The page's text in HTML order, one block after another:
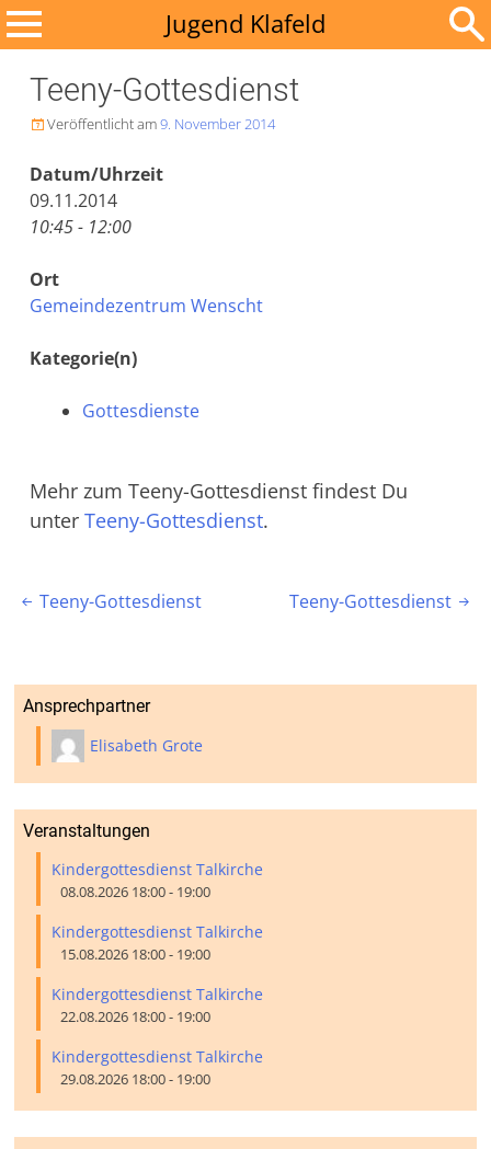
Zum
Inhalt
Jugend Klafeld
nach:Teeny-Gottesdienst
Veröffentlicht am9. November 2014
Datum/Uhrzeit
09.11.2014
10:45 - 12:00
Ort
Gemeindezentrum Wenscht
Kategorie(n)
Gottesdienste
Mehr zum Teeny-Gottesdienst findest Du
unterTeeny-Gottesdienst.
Beitragsnavigation
 Teeny-Gottesdienst Teeny-Gottesdienst 
Ansprechpartner
Elisabeth Grote
Veranstaltungen
Kindergottesdienst Talkirche
08.08.2026 18:00 - 19:00
Kindergottesdienst Talkirche
15.08.2026 18:00 - 19:00
Kindergottesdienst Talkirche
22.08.2026 18:00 - 19:00
Kindergottesdienst Talkirche
29.08.2026 18:00 - 19:00